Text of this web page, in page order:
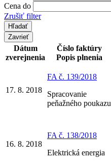
Cena do
Zrušiť filter
Zavrieť
Dátum
zverejnenia
Číslo faktúry
Popis plnenia
17. 8. 2018
FA č. 139/2018
Spracovanie
peňažného poukazu
16. 8. 2018
FA č. 138/2018
Elektrická energia